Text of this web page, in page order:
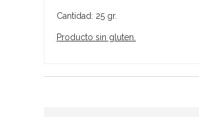
Cantidad: 25 gr.
Producto sin gluten.